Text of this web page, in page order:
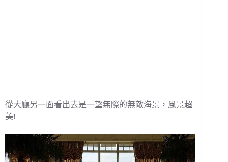
從大廳另一面看出去是一望無際的無敵海景，風景超
美!